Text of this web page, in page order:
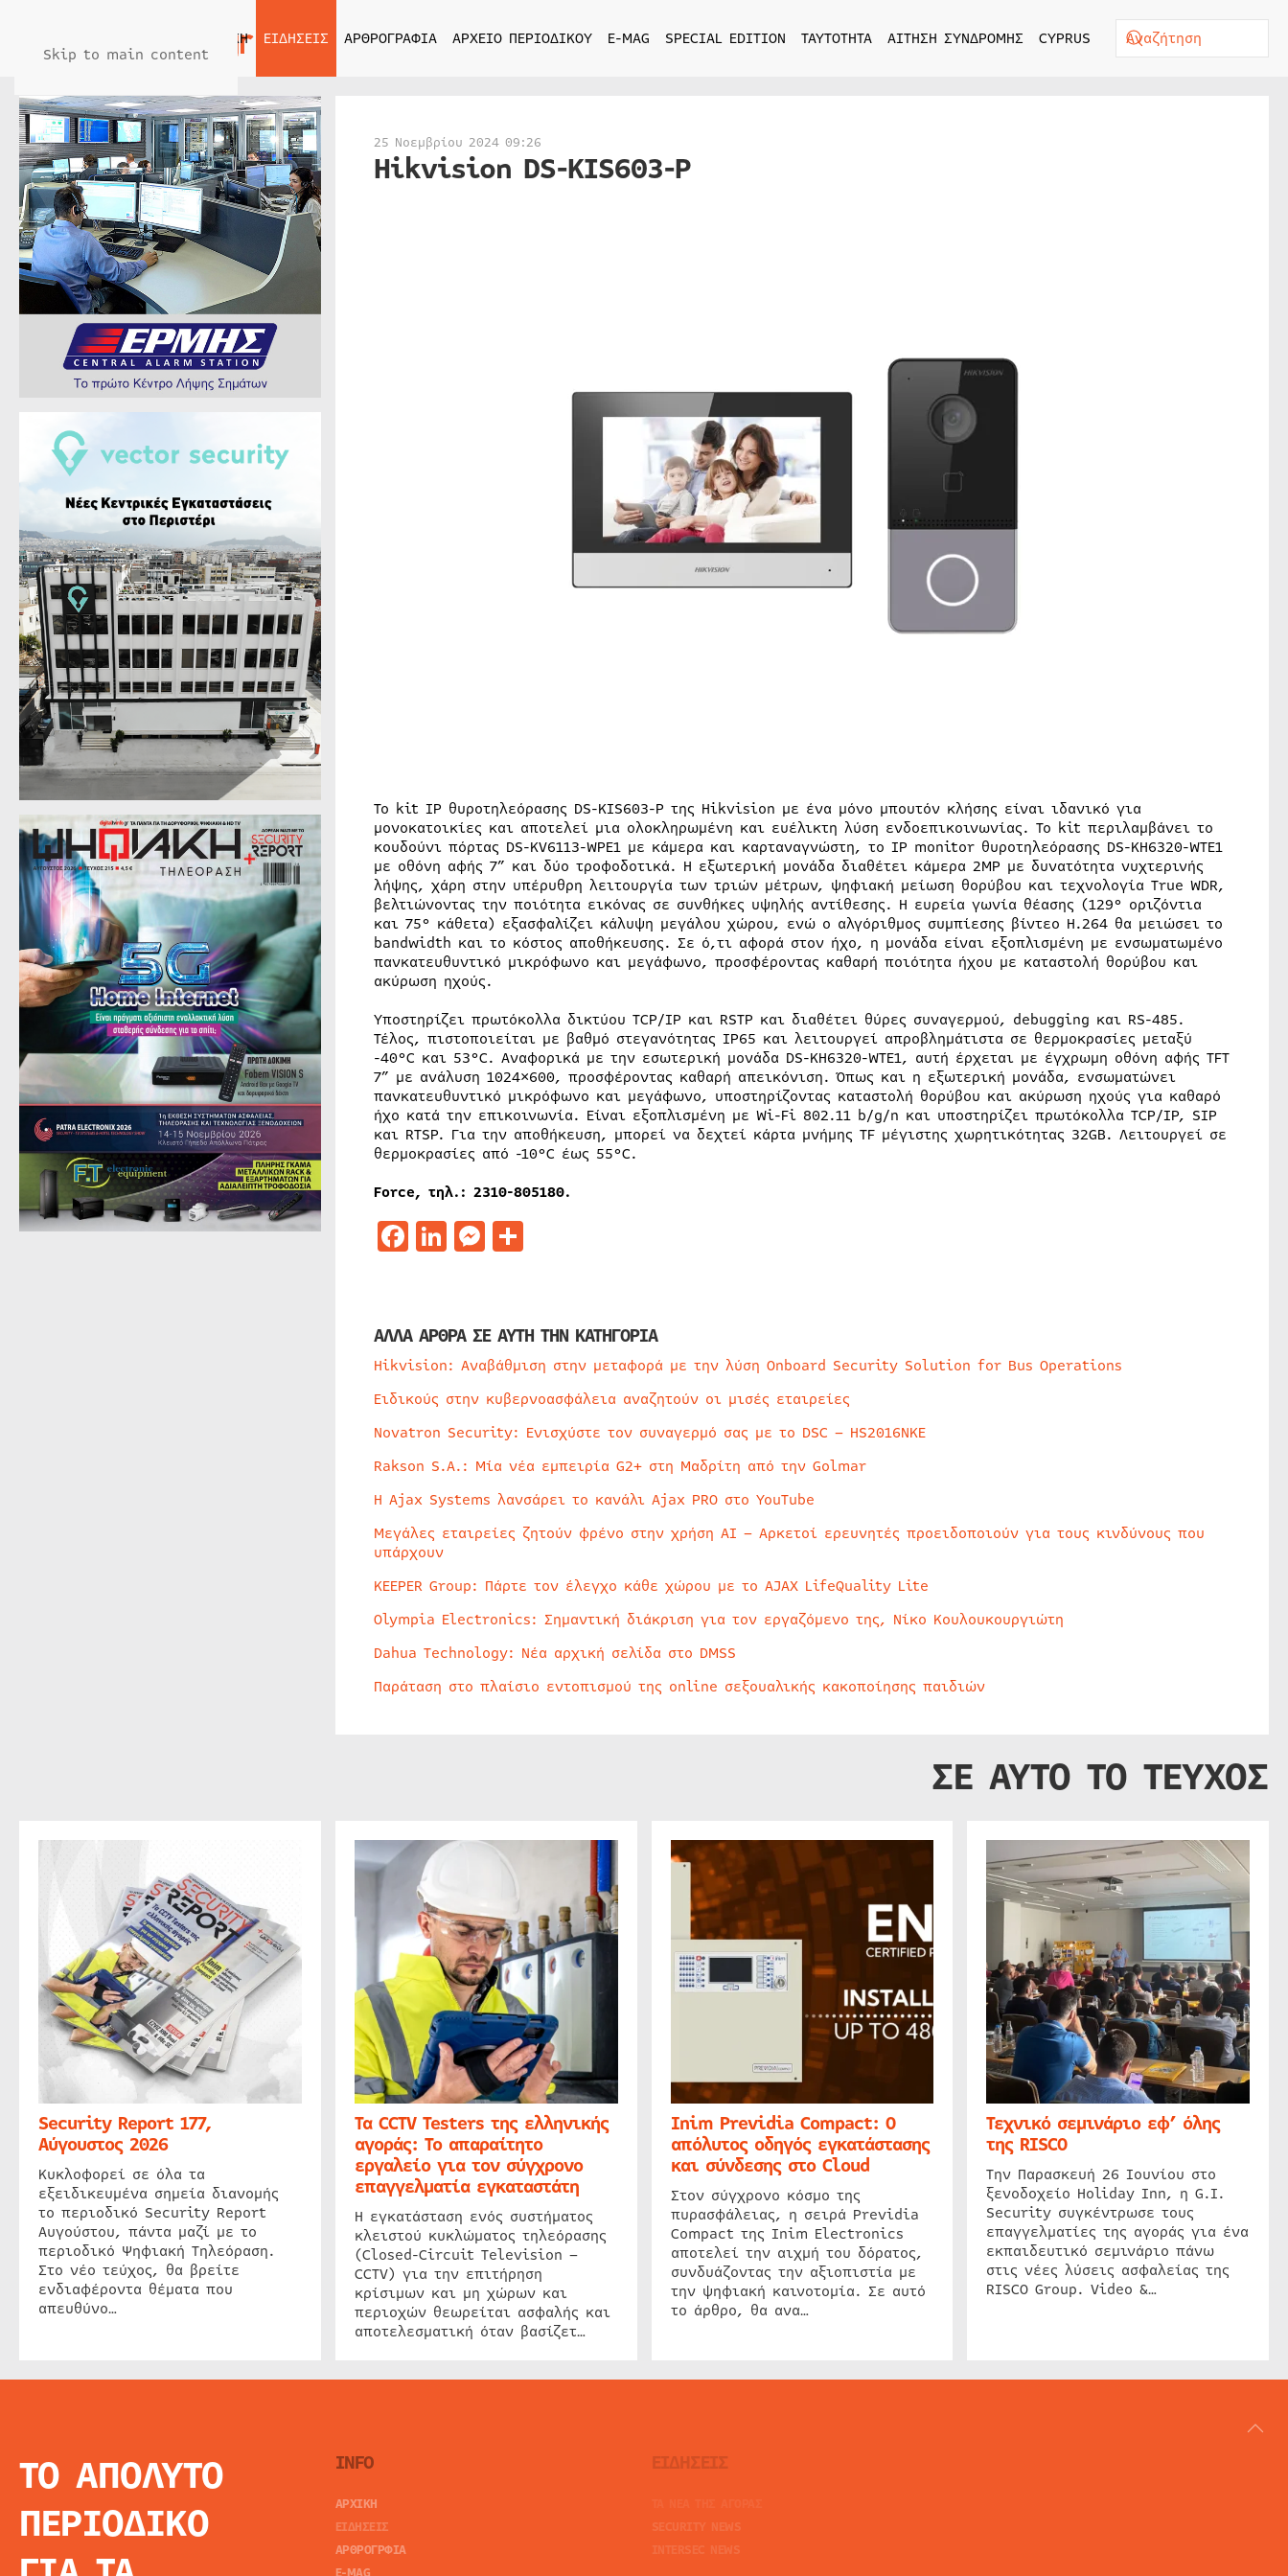
Skip to main content
ΑΡΧΙΚΗ ΕΙΔΗΣΕΙΣ ΑΡΘΡΟΓΡΑΦΙΑ ΑΡΧΕΙΟ ΠΕΡΙΟΔΙΚΟΥ E-MAG SPECIAL EDITION ΤΑΥΤΟΤΗΤΑ ΑΙΤΗΣΗ ΣΥΝΔΡΟΜΗΣ CYPRUS
25 Νοεμβρίου 2024 09:26
Hikvision DS-KIS603-P
Το kit IP θυροτηλεόρασης DS-KIS603-P της Hikvision με ένα μόνο μπουτόν κλήσης είναι ιδανικό για
μονοκατοικίες και αποτελεί μια ολοκληρωμένη και ευέλικτη λύση ενδοεπικοινωνίας. Το kit περιλαμβάνει το
κουδούνι πόρτας DS-KV6113-WPE1 με κάμερα και καρταναγνώστη, το IP monitor θυροτηλεόρασης DS-KH6320-WTE1
με οθόνη αφής 7” και δύο τροφοδοτικά. Η εξωτερική μονάδα διαθέτει κάμερα 2MP με δυνατότητα νυχτερινής
λήψης, χάρη στην υπέρυθρη λειτουργία των τριών μέτρων, ψηφιακή μείωση θορύβου και τεχνολογία True WDR,
βελτιώνοντας την ποιότητα εικόνας σε συνθήκες υψηλής αντίθεσης. Η ευρεία γωνία θέασης (129° οριζόντια
και 75° κάθετα) εξασφαλίζει κάλυψη μεγάλου χώρου, ενώ ο αλγόριθμος συμπίεσης βίντεο H.264 θα μειώσει το
bandwidth και το κόστος αποθήκευσης. Σε ό,τι αφορά στον ήχο, η μονάδα είναι εξοπλισμένη με ενσωματωμένο
πανκατευθυντικό μικρόφωνο και μεγάφωνο, προσφέροντας καθαρή ποιότητα ήχου με καταστολή θορύβου και
ακύρωση ηχούς.
Υποστηρίζει πρωτόκολλα δικτύου TCP/IP και RSTP και διαθέτει θύρες συναγερμού, debugging και RS-485.
Τέλος, πιστοποιείται με βαθμό στεγανότητας IP65 και λειτουργεί απροβλημάτιστα σε θερμοκρασίες μεταξύ
-40°C και 53°C. Αναφορικά με την εσωτερική μονάδα DS-KH6320-WTE1, αυτή έρχεται με έγχρωμη οθόνη αφής TFT
7” με ανάλυση 1024×600, προσφέροντας καθαρή απεικόνιση. Όπως και η εξωτερική μονάδα, ενσωματώνει
πανκατευθυντικό μικρόφωνο και μεγάφωνο, υποστηρίζοντας καταστολή θορύβου και ακύρωση ηχούς για καθαρό
ήχο κατά την επικοινωνία. Είναι εξοπλισμένη με Wi-Fi 802.11 b/g/n και υποστηρίζει πρωτόκολλα TCP/IP, SIP
και RTSP. Για την αποθήκευση, μπορεί να δεχτεί κάρτα μνήμης TF μέγιστης χωρητικότητας 32GB. Λειτουργεί σε
θερμοκρασίες από -10°C έως 55°C.
Force, τηλ.: 2310-805180.
Facebook
LinkedIn
Messenger
Μοιραστείτε
ΑΛΛΑ ΑΡΘΡΑ ΣΕ ΑΥΤΗ ΤΗΝ ΚΑΤΗΓΟΡΙΑ
Hikvision: Αναβάθμιση στην μεταφορά με την λύση Onboard Security Solution for Bus Operations
Ειδικούς στην κυβερνοασφάλεια αναζητούν οι μισές εταιρείες
Novatron Security: Ενισχύστε τον συναγερμό σας με το DSC – HS2016NKE
Rakson S.A.: Μία νέα εμπειρία G2+ στη Μαδρίτη από την Golmar
Η Ajax Systems λανσάρει το κανάλι Ajax PRO στο YouTube
Μεγάλες εταιρείες ζητούν φρένο στην χρήση AI – Αρκετοί ερευνητές προειδοποιούν για τους κινδύνους που
υπάρχουν
KEEPER Group: Πάρτε τον έλεγχο κάθε χώρου με το AJAX LifeQuality Lite
Olympia Electronics: Σημαντική διάκριση για τον εργαζόμενο της, Νίκο Κουλουκουργιώτη
Dahua Technology: Νέα αρχική σελίδα στο DMSS
Παράταση στο πλαίσιο εντοπισμού της online σεξουαλικής κακοποίησης παιδιών
ΣΕ ΑΥΤΟ ΤΟ ΤΕΥΧΟΣ
Security Report 177,
Αύγουστος 2026
Κυκλοφορεί σε όλα τα
εξειδικευμένα σημεία διανομής
το περιοδικό Security Report
Αυγούστου, πάντα μαζί με το
περιοδικό Ψηφιακή Τηλεόραση.
Στο νέο τεύχος, θα βρείτε
ενδιαφέροντα θέματα που
απευθύνο…
Τα CCTV Testers της ελληνικής
αγοράς: Το απαραίτητο
εργαλείο για τον σύγχρονο
επαγγελματία εγκαταστάτη
Η εγκατάσταση ενός συστήματος
κλειστού κυκλώματος τηλεόρασης
(Closed-Circuit Television –
CCTV) για την επιτήρηση
κρίσιμων και μη χώρων και
περιοχών θεωρείται ασφαλής και
αποτελεσματική όταν βασίζετ…
Inim Previdia Compact: Ο
απόλυτος οδηγός εγκατάστασης
και σύνδεσης στο Cloud
Στον σύγχρονο κόσμο της
πυρασφάλειας, η σειρά Previdia
Compact της Inim Electronics
αποτελεί την αιχμή του δόρατος,
συνδυάζοντας την αξιοπιστία με
την ψηφιακή καινοτομία. Σε αυτό
το άρθρο, θα ανα…
Τεχνικό σεμινάριο εφ’ όλης
της RISCO
Την Παρασκευή 26 Ιουνίου στο
ξενοδοχείο Holiday Inn, η G.I.
Security συγκέντρωσε τους
επαγγελματίες της αγοράς για ένα
εκπαιδευτικό σεμινάριο πάνω
στις νέες λύσεις ασφαλείας της
RISCO Group. Video &…
ΤΟ ΑΠΟΛΥΤΟ
ΠΕΡΙΟΔΙΚΟ
INFO
ΑΡΧΙΚΗ
ΕΙΔΗΣΕΙΣ
ΑΡΘΡΟΓΡΦΙΑ
ΕΙΔΗΣΕΙΣ
SECURITY NEWS
INTERSEC NEWS